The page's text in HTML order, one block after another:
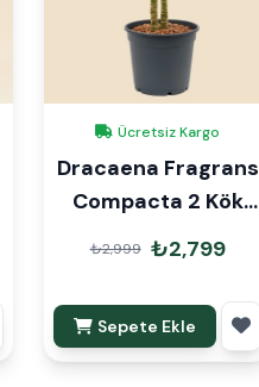
Ücretsiz Kargo
Dracaena Fragrans
Compacta 2 Kök
90cm
₺2,999 ₺2,799
Sepete Ekle